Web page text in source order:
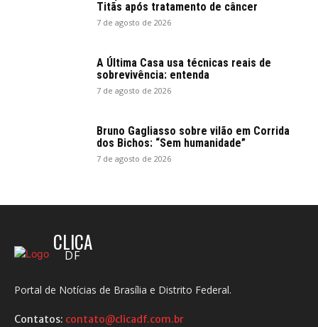
Titãs após tratamento de câncer
7 de agosto de 2026
A Última Casa usa técnicas reais de
sobrevivência: entenda
7 de agosto de 2026
Bruno Gagliasso sobre vilão em Corrida
dos Bichos: “Sem humanidade”
7 de agosto de 2026
CLICA
DF
Portal de Notícias de Brasília e Distrito Federal.
Contatos: contato@clicadf.com.br